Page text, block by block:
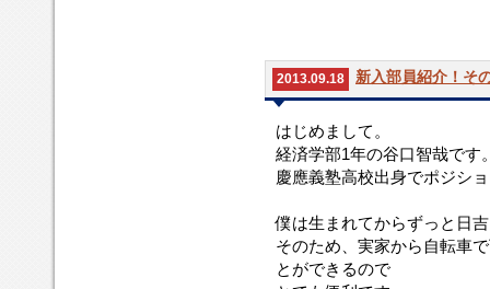
2013.09.18 新入部員紹介！そ
はじめまして。
経済学部1年の谷口智哉です
慶應義塾高校出身でポジシ
僕は生まれてからずっと日
そのため、実家から自転車
とができるので